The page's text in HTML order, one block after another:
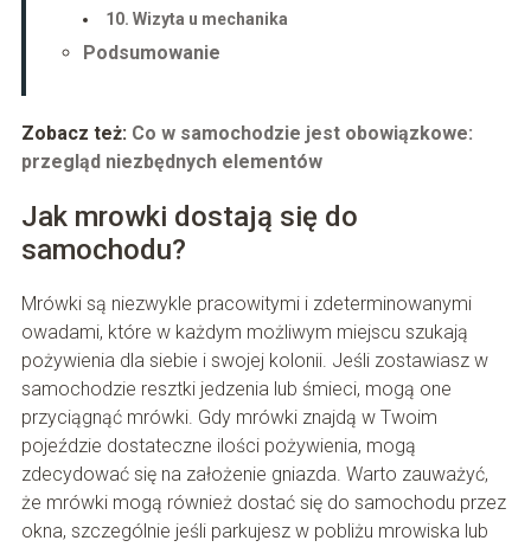
10. Wizyta u mechanika
Podsumowanie
Zobacz też: Co w samochodzie jest obowiązkowe:
przegląd niezbędnych elementów
Jak mrowki dostają się do
samochodu?
Mrówki są niezwykle pracowitymi i zdeterminowanymi
owadami, które w każdym możliwym miejscu szukają
pożywienia dla siebie i swojej kolonii. Jeśli zostawiasz w
samochodzie resztki jedzenia lub śmieci, mogą one
przyciągnąć mrówki. Gdy mrówki znajdą w Twoim
pojeździe dostateczne ilości pożywienia, mogą
zdecydować się na założenie gniazda. Warto zauważyć,
że mrówki mogą również dostać się do samochodu przez
okna, szczególnie jeśli parkujesz w pobliżu mrowiska lub